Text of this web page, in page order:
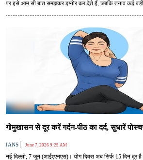
पर इसे आम सी बात समझकर इग्नोर कर देते हैं, जबकि तनाव कई
गोमुखासन से दूर करें गर्दन-पीठ का दर्द, सुधारें
IANS | June 7, 2026 9:29 AM
नई दिल्ली, 7 जून (आईएएनएस)। योग दिवस अब सिर्फ 15 दिन दूर